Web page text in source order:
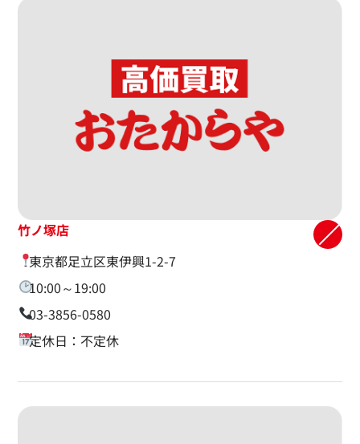
竹ノ塚店
東京都足立区東伊興1-2-7
10:00～19:00
03-3856-0580
定休日：不定休